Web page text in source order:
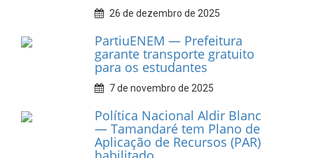
Prefeitura de Tamandaré
fortalece apoio aos
catadores de materiais
recicláveis
9 de fevereiro de 2026
Prefeitura de Tamandaré
reforça diálogo e
compromisso com a
valorização da educação